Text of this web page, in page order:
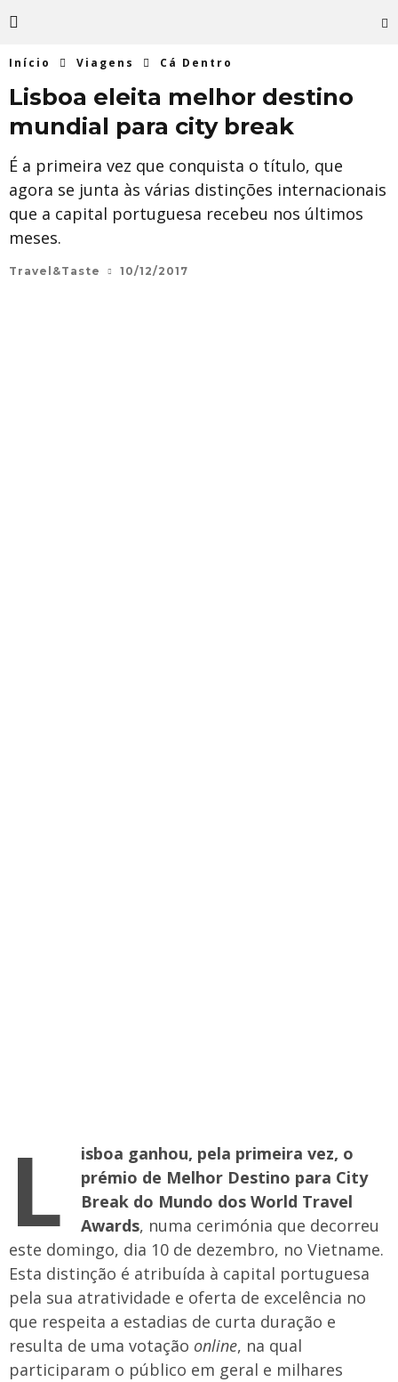
Início Viagens Cá Dentro
Lisboa eleita melhor destino
mundial para city break
É a primeira vez que conquista o título, que
agora se junta às várias distinções internacionais
que a capital portuguesa recebeu nos últimos
meses.
Travel&Taste 10/12/2017
L
isboa ganhou, pela primeira vez, o
prémio de Melhor Destino para City
Break do Mundo dos World Travel
Awards, numa cerimónia que decorreu
este domingo, dia 10 de dezembro, no Vietname. ​
Esta distinção é atribuída à capital portuguesa
pela sua atratividade e oferta de excelência no
que respeita a estadias de curta duração e
resulta de uma votação online, na qual
participaram o público em geral e milhares